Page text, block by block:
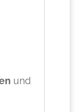
und